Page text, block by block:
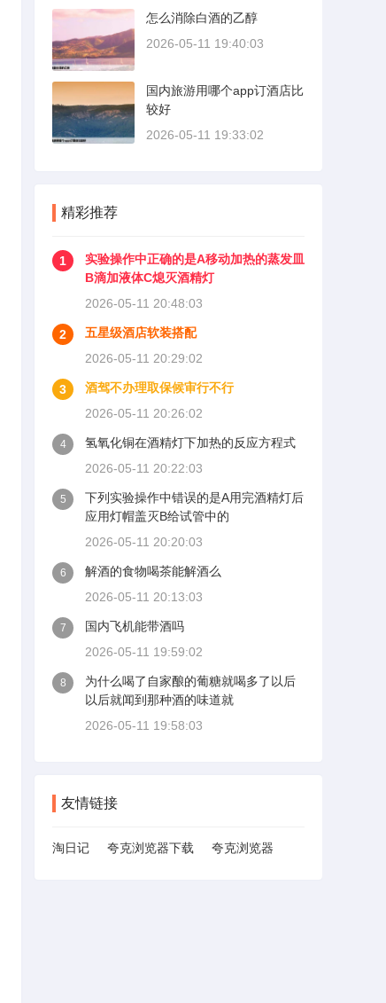
怎么消除白酒的乙醇
2026-05-11 19:40:03
国内旅游用哪个app订酒店比
较好
2026-05-11 19:33:02
精彩推荐
1
实验操作中正确的是A移动加热的蒸发皿
B滴加液体C熄灭酒精灯
2026-05-11 20:48:03
2
五星级酒店软装搭配
2026-05-11 20:29:02
3
酒驾不办理取保候审行不行
2026-05-11 20:26:02
4
氢氧化铜在酒精灯下加热的反应方程式
2026-05-11 20:22:03
5
下列实验操作中错误的是A用完酒精灯后
应用灯帽盖灭B给试管中的
2026-05-11 20:20:03
6
解酒的食物喝茶能解酒么
2026-05-11 20:13:03
7
国内飞机能带酒吗
2026-05-11 19:59:02
8
为什么喝了自家酿的葡糖就喝多了以后
以后就闻到那种酒的味道就
2026-05-11 19:58:03
友情链接
淘日记 夸克浏览器下载 夸克浏览器